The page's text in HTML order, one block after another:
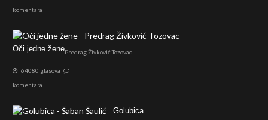
komentara
Oči jedne ženePredrag Živković Tozovac
64080 glasova
komentara
Golubica